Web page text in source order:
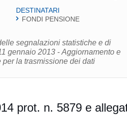
DESTINATARI
FONDI PENSIONE
segnalazioni statistiche e di
gennaio 2013 - Aggiornamento e
la trasmissione dei dati
prot. n. 5879 e